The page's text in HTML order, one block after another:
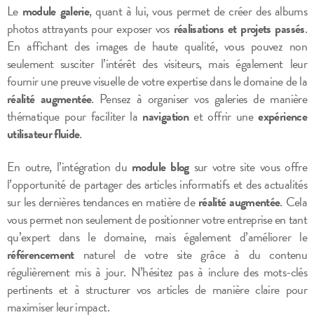
Le module galerie, quant à lui, vous permet de créer des albums
photos attrayants pour exposer vos réalisations et projets passés.
En affichant des images de haute qualité, vous pouvez non
seulement susciter l’intérêt des visiteurs, mais également leur
fournir une preuve visuelle de votre expertise dans le domaine de la
réalité augmentée. Pensez à organiser vos galeries de manière
thématique pour faciliter la navigationet offrir uneexpérience
utilisateur fluide.
En outre, l’intégration du module blogsur votre site vous offre
l’opportunité de partager des articles informatifs et des actualités
sur les dernières tendances en matière deréalité augmentée. Cela
vous permet non seulement de positionner votre entreprise en tant
qu’expert dans le domaine, mais également d’améliorer le
référencementnaturel de votre site grâce à du contenu
régulièrement mis à jour. N’hésitez pas à inclure des mots-clés
pertinents et à structurer vos articles de manière claire pour
maximiser leur impact.